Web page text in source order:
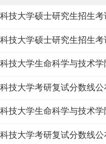
技大学考研复试分数线公
技大学考研复试分数线公